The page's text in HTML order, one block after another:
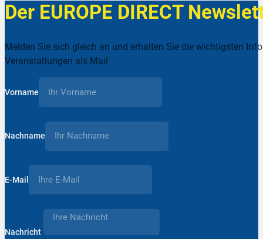
Der EUROPE DIRECT
Melden Sie sich gleich an und erhalten Sie die wichtigsten
Veranstaltungen als Mail
Vorname
Nachname
E-Mail
Nachricht